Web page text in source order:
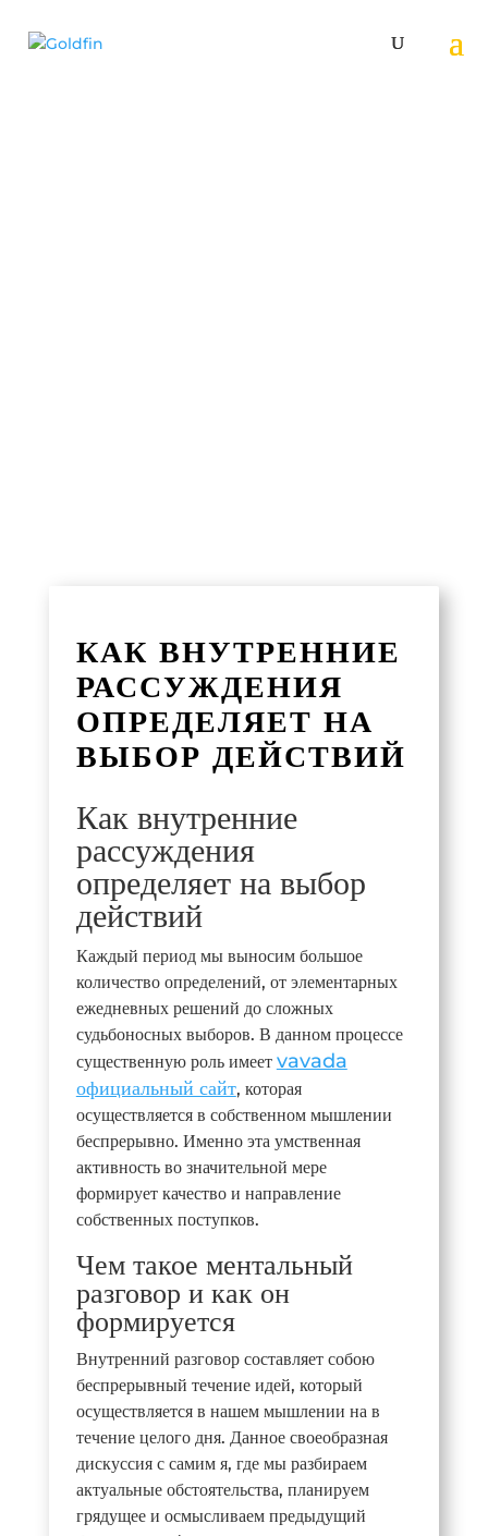
КАК ВНУТРЕННИЕ
РАССУЖДЕНИЯ
ОПРЕДЕЛЯЕТ НА
ВЫБОР ДЕЙСТВИЙ
Как внутренние
рассуждения
определяет на выбор
действий
Каждый период мы выносим большое
количество определений, от элементарных
ежедневных решений до сложных
судьбоносных выборов. В данном процессе
существенную роль имеет vavada
официальный сайт, которая
осуществляется в собственном мышлении
беспрерывно. Именно эта умственная
активность во значительной мере
формирует качество и направление
собственных поступков.
Чем такое ментальный
разговор и как он
формируется
Внутренний разговор составляет собою
беспрерывный течение идей, который
осуществляется в нашем мышлении на в
течение целого дня. Данное своеобразная
дискуссия с самим я, где мы разбираем
актуальные обстоятельства, планируем
грядущее и осмысливаем предыдущий